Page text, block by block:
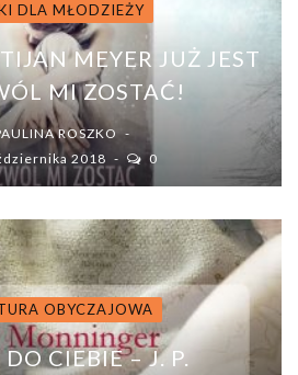
DLA MŁODZIEŻY
MEYER JUŻ JEST
MI ZOSTAĆ!
ROSZKO
2018
0
OBYCZAJOWA
CIEBIE – J. P.